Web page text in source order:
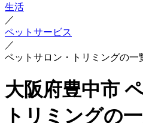
生活
／
ペットサービス
／
ペットサロン・トリミングの一
大阪府豊中市
トリミングの